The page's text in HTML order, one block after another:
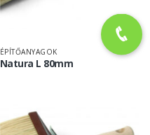
ÉPÍTŐANYAGOK
Natura L 80mm